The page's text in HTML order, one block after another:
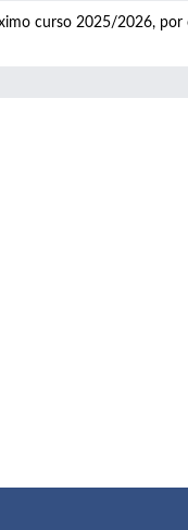
curso 2025/2026, por